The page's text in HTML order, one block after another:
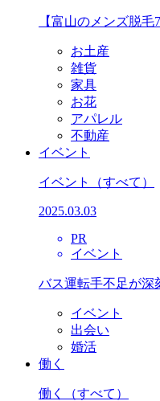
【富山のメンズ脱
お土産
雑貨
家具
お花
アパレル
不動産
イベント
イベント （すべて）
2025.03.03
PR
イベント
バス運転手不足が深
イベント
出会い
婚活
働く
働く （すべて）